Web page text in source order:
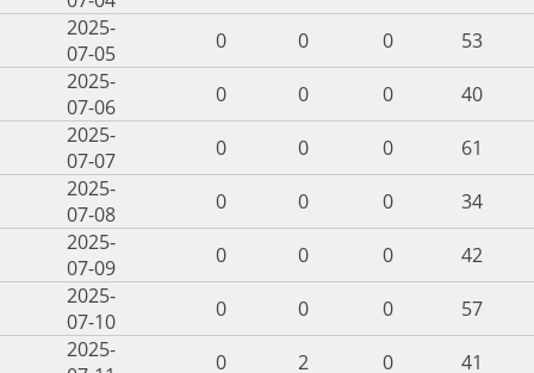
2025-
07-05
0 0 0
53
2025-
07-06
0 0 0
40
2025-
07-07
0 0 0
61
2025-
07-08
0 0 0
34
2025-
07-09
0 0 0
42
2025-
07-10
0 0 0
57
2025-
0 2 0
41